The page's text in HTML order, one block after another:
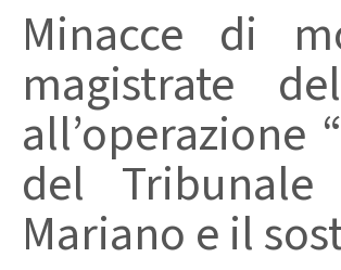
Minacce di
magistrate
all’operazione
del
Mariano e il